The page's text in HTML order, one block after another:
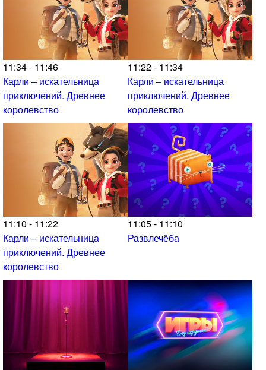
11:34 - 11:46
Карли – искательница
приключений. Древнее
королевство
11:22 - 11:34
Карли – искательница
приключений. Древнее
королевство
11:10 - 11:22
Карли – искательница
приключений. Древнее
королевство
11:05 - 11:10
Развлечёба